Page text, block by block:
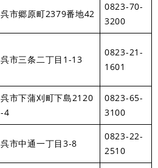
呉市郷原町2379番地42
0823-70-
3200
呉市三条二丁目1-13
0823-21-
1601
呉市下蒲刈町下島2120
-4
0823-65-
3100
呉市中通一丁目3-8
0823-22-
2510